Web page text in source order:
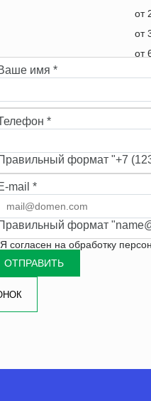
от
от
от
имя *
*
формат "+7
mail *
формат
Я согласен на обработку